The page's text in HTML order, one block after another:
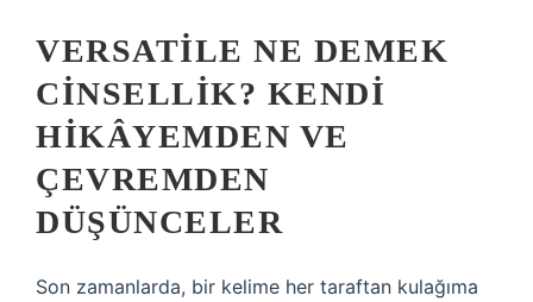
VERSATILE NE DEMEK
CINSELLIK? KENDI
HIKÂYEMDEN VE
ÇEVREMDEN
DÜŞÜNCELER
Son zamanlarda, bir kelime her taraftan kulağıma